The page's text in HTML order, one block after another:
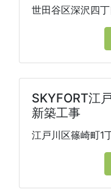
世田谷区深沢四
SKYFORT江
新築工事
江戸川区篠崎町1